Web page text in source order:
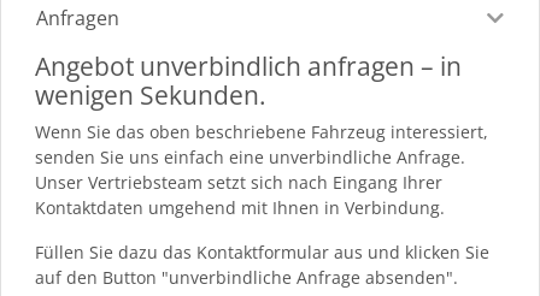
Anfragen
Angebot unverbindlich anfragen – in
wenigen Sekunden.
Wenn Sie das oben beschriebene Fahrzeug interessiert,
senden Sie uns einfach eine unverbindliche Anfrage.
Unser Vertriebsteam setzt sich nach Eingang Ihrer
Kontaktdaten umgehend mit Ihnen in Verbindung.
Füllen Sie dazu das Kontaktformular aus und klicken Sie
auf den Button "unverbindliche Anfrage absenden".